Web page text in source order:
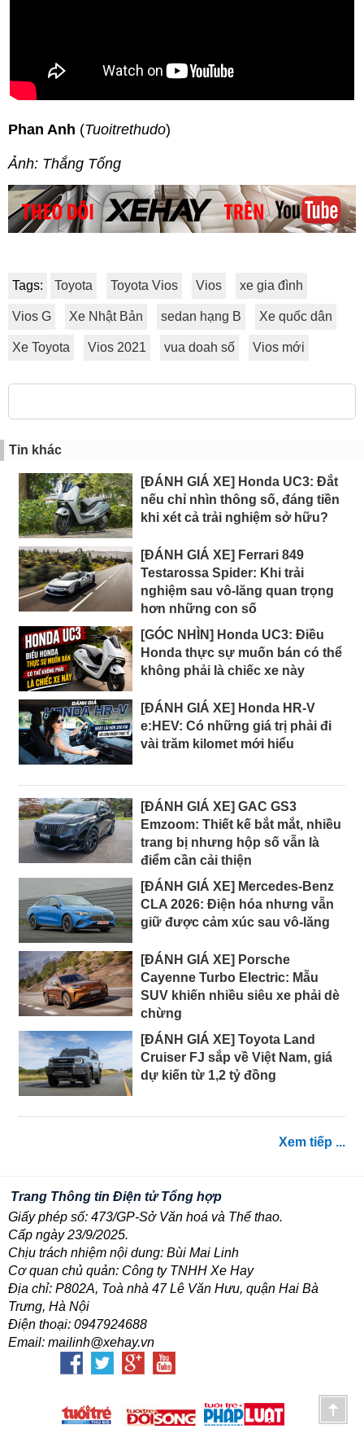
Phan Anh (Tuoitrethudo)
Ảnh: Thắng Tống
Tags: Toyota Toyota Vios Vios xe gia đình
Vios G Xe Nhật Bản sedan hạng B Xe quốc dân
Xe Toyota Vios 2021 vua doah số Vios mới
Tin khác
[ĐÁNH GIÁ XE] Honda UC3: Đắt
nếu chỉ nhìn thông số, đáng tiền
khi xét cả trải nghiệm sở hữu?
[ĐÁNH GIÁ XE] Ferrari 849
Testarossa Spider: Khi trải
nghiệm sau vô-lăng quan trọng
hơn những con số
[GÓC NHÌN] Honda UC3: Điều
Honda thực sự muốn bán có thể
không phải là chiếc xe này
[ĐÁNH GIÁ XE] Honda HR-V
e:HEV: Có những giá trị phải đi
vài trăm kilomet mới hiểu
[ĐÁNH GIÁ XE] GAC GS3
Emzoom: Thiết kế bắt mắt, nhiều
trang bị nhưng hộp số vẫn là
điểm cần cải thiện
[ĐÁNH GIÁ XE] Mercedes-Benz
CLA 2026: Điện hóa nhưng vẫn
giữ được cảm xúc sau vô-lăng
[ĐÁNH GIÁ XE] Porsche
Cayenne Turbo Electric: Mẫu
SUV khiến nhiều siêu xe phải dè
chừng
[ĐÁNH GIÁ XE] Toyota Land
Cruiser FJ sắp về Việt Nam, giá
dự kiến từ 1,2 tỷ đồng
Xem tiếp ...
Trang Thông tin Điện tử Tổng hợp
Giấy phép số: 473/GP-Sở Văn hoá và Thể thao.
Cấp ngày 23/9/2025.
Chịu trách nhiệm nội dung: Bùi Mai Linh
Cơ quan chủ quản: Công ty TNHH Xe Hay
Địa chỉ: P802A, Toà nhà 47 Lê Văn Hưu, quận Hai Bà
Trưng, Hà Nội
Điện thoại: 0947924688
Email: mailinh@xehay.vn